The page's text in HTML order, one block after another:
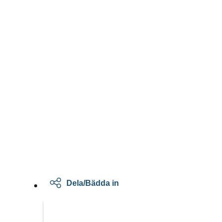
Dela/Bädda in